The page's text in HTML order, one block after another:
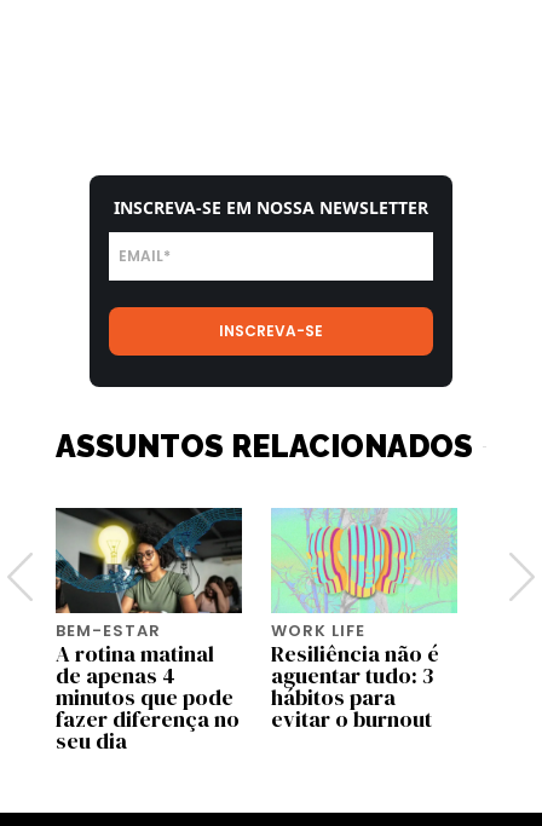
INSCREVA-SE EM NOSSA NEWSLETTER
ASSUNTOS RELACIONADOS
BEM-ESTAR
A rotina matinal
de apenas 4
minutos que pode
fazer diferença no
seu dia
WORK LIFE
Resiliência não é
aguentar tudo: 3
hábitos para
evitar o burnout